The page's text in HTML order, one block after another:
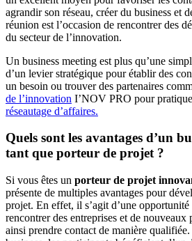
agrandir son réseau, créer du business et
réunion est l’occasion de rencontrer des
du secteur de l’innovation.
Un business meeting est plus qu’une
d’un levier stratégique pour établir des
un besoin ou trouver des partenaires
de l’innovation I’NOV PRO pour
réseautage d’affaires.
Quels sont les avantages d’un
tant que porteur de projet ?
Si vous êtes un porteur de projet
présente de multiples avantages pour
projet. En effet, il s’agit d’une
rencontrer des entreprises et de nouveaux
ainsi prendre contact de manière